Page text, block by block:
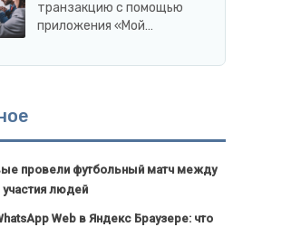
транзакцию с помощью
приложения «Мой…
провели футбольный матч между
людей
Web в Яндекс Браузере: что